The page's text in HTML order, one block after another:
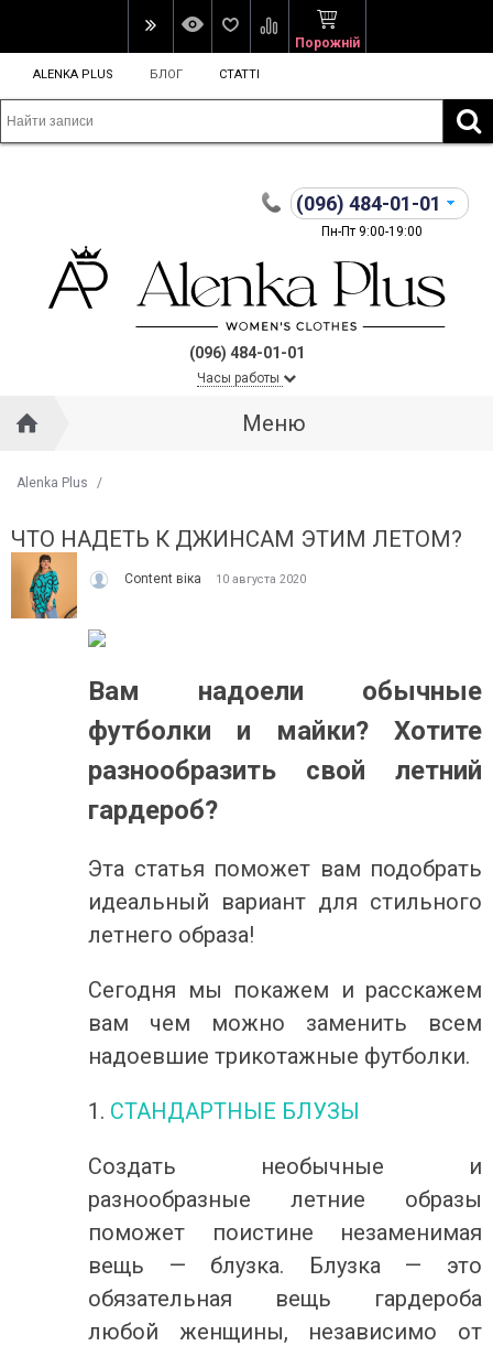
Порожній
ALENKA PLUS БЛОГ СТАТТІ
(096) 484-01-01
Пн-Пт 9:00-19:00
(096) 484-01-01
Часы работы
Меню
Alenka Plus /
ЯКЕ ПОСТІЙНО ДИВУЄ: ЯК ОДЯГАТИСЯ,
ЗРАНКУ СПЕКА, А ВВЕЧЕРІ ВЖЕ ХОЧЕТЬСЯ
літа погода ніби вирішила перевірити всіх на
після обіду приходить сильний...
СПІДНИЦЕЮ: ЩО ОБРАТИ
впевнено та комфортно.
ЧТО НАДЕТЬ К ДЖИНСАМ ЭТИМ ЛЕТОМ?
Content віка 10 августа 2020
Вам надоели обычные
футболки и майки? Хотите
разнообразить свой летний
гардероб?
Эта статья поможет вам подобрать
идеальный вариант для стильного
летнего образа!
Сегодня мы покажем и расскажем
вам чем можно заменить всем
надоевшие трикотажные футболки.
1. СТАНДАРТНЫЕ БЛУЗЫ
Создать необычные и
разнообразные летние образы
поможет поистине незаменимая
вещь — блузка. Блузка — это
обязательная вещь гардероба
любой женщины, независимо от